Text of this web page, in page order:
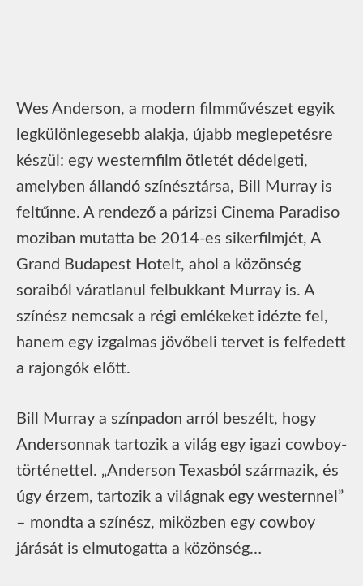
Wes Anderson, a modern filmművészet egyik
legkülönlegesebb alakja, újabb meglepetésre
készül: egy westernfilm ötletét dédelgeti,
amelyben állandó színésztársa, Bill Murray is
feltűnne. A rendező a párizsi Cinema Paradiso
moziban mutatta be 2014-es sikerfilmjét, A
Grand Budapest Hotelt, ahol a közönség
soraiból váratlanul felbukkant Murray is. A
színész nemcsak a régi emlékeket idézte fel,
hanem egy izgalmas jövőbeli tervet is felfedett
a rajongók előtt.
Bill Murray a színpadon arról beszélt, hogy
Andersonnak tartozik a világ egy igazi cowboy-
történettel. „Anderson Texasból származik, és
úgy érzem, tartozik a világnak egy westernnel”
– mondta a színész, miközben egy cowboy
járását is elmutogatta a közönség…